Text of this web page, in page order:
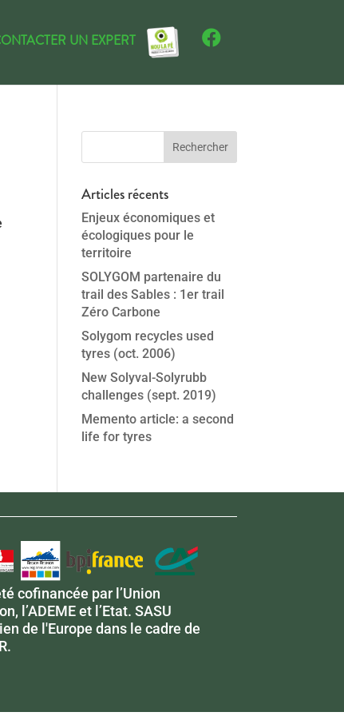
UN EXPERT
Articles récents
Enjeux économiques et
écologiques pour le
territoire
SOLYGOM partenaire du
trail des Sables : 1er trail
Zéro Carbone
Solygom recycles used
tyres (oct. 2006)
New Solyval-Solyrubb
challenges (sept. 2019)
Memento article: a second
life for tyres
cofinancée par l’Union
l’ADEME et l’Etat. SASU
de l'Europe dans le cadre de